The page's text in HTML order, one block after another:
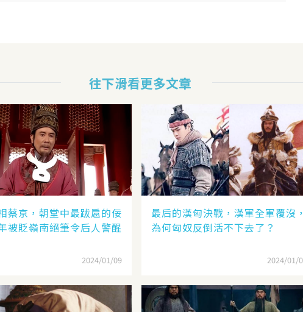
往下滑看更多文章
蔡京，朝堂中最跋扈的佞
被貶嶺南絕筆令后人警醒
2024/01/09
最后的漢匈決戰，漢軍全軍覆沒，
為何匈奴反倒活不下去了？
2024/01/